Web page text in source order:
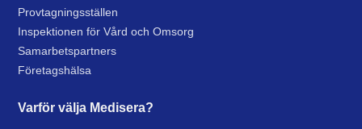
Provtagningsställen
Inspektionen för Vård och Omsorg
Samarbetspartners
Företagshälsa
Varför välja Medisera?